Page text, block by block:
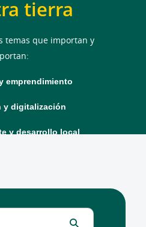
tierra
temas que importan y
emprendimiento
y digitalización
y desarrollo local